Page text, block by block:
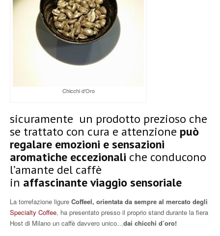
Chicchi d’Oro
sicuramente un prodotto prezioso che
se trattato con cura e attenzione può
regalare emozioni e sensazioni
aromatiche eccezionali che conducono
l’amante del caffè
in affascinante viaggio sensoriale
La torrefazione ligure Coffeel, orientata da sempre al mercato degli
Specialty Coffee, ha presentato presso il proprio stand durante la fiera
Host di Milano un caffè davvero unico…dai chicchi d’oro!